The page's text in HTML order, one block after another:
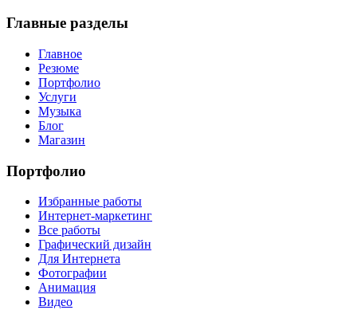
Главные разделы
Главное
Резюме
Портфолио
Услуги
Музыка
Блог
Магазин
Портфолио
Избранные работы
Интернет-маркетинг
Все работы
Графический дизайн
Для Интернета
Фотографии
Анимация
Видео